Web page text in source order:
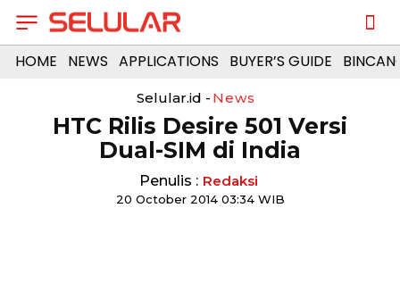
HOME NEWS APPLICATIONS BUYER’S GUIDE
Selular.id - News
HTC Rilis Desire 501 Versi
Dual-SIM di India
Penulis : Redaksi
20 October 2014 03:34 WIB